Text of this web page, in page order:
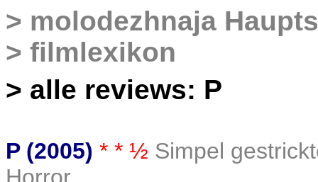
> molodezhnaja
> filmlexikon
> alle reviews: P
P (2005) * * ½ Simpel